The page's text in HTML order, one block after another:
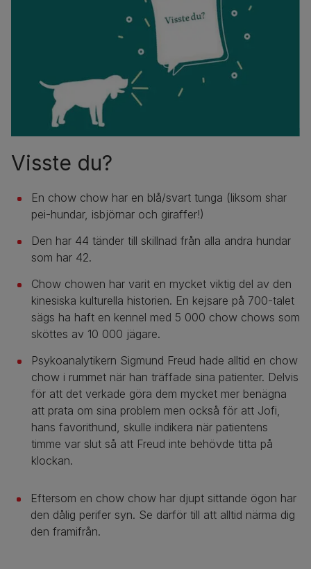
Visste du?
En chow chow har en blå/svart tunga (liksom shar
pei-hundar, isbjörnar och giraffer!)
Den har 44 tänder till skillnad från alla andra hundar
som har 42.
Chow chowen har varit en mycket viktig del av den
kinesiska kulturella historien. En kejsare på 700-talet
sägs ha haft en kennel med 5 000 chow chows som
sköttes av 10 000 jägare.
Psykoanalytikern Sigmund Freud hade alltid en chow
chow i rummet när han träffade sina patienter. Delvis
för att det verkade göra dem mycket mer benägna
att prata om sina problem men också för att Jofi,
hans favorithund, skulle indikera när patientens
timme var slut så att Freud inte behövde titta på
klockan.
Eftersom en chow chow har djupt sittande ögon har
den dålig perifer syn. Se därför till att alltid närma dig
den framifrån.